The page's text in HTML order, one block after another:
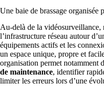
Une baie de brassage
Au-delà de la vidéosurveillance,
l’infrastructure réseau autour
équipements actifs et les
un espace unique, propre et
organisation permet notamment
de maintenance, identifier
limiter les erreurs lors d’une